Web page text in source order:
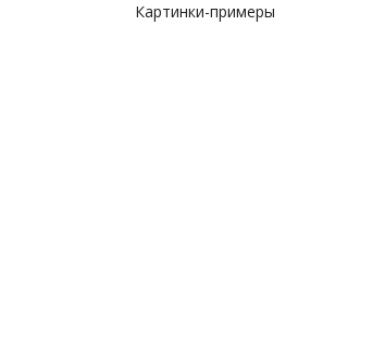
Картинки-примеры